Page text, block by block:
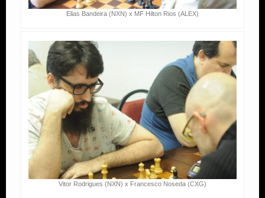
Elias Bandeira (NXN) x MF Hilton Rios (ALEX)
Vitor Rodrigues (NXN) x Francesco Noseda (CXG)